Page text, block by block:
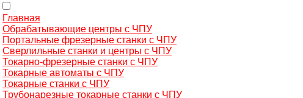
Главная
Обрабатывающие центры с ЧПУ
Портальные фрезерные станки с ЧПУ
Сверлильные станки и центры с ЧПУ
Токарно-фрезерные станки с ЧПУ
Токарные автоматы с ЧПУ
Токарные станки с ЧПУ
Трубонарезные токарные станки с ЧПУ